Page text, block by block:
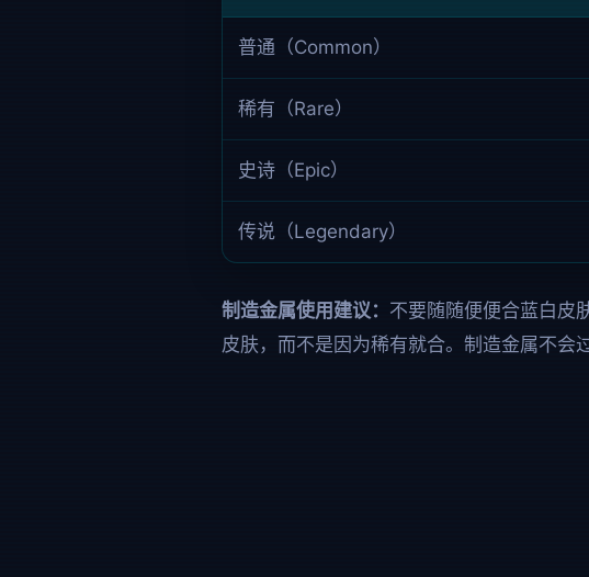
普通（Common）
稀有（Rare）
史诗（Epic）
传说（Legendary）
制造金属使用建议： 不要随随便便合蓝白皮
皮肤，而不是因为稀有就合。制造金属不会